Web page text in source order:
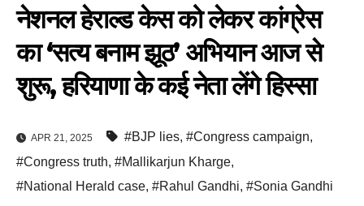
नेशनल हेराल्ड केस को लेकर कांग्रेस
का ‘सत्य बनाम झूठ’ अभियान आज से
शुरू, हरियाणा के कई नेता लेंगे हिस्सा
APR 21, 2025 #BJP lies, #Congress campaign,
#Congress truth, #Mallikarjun Kharge,
#National Herald case, #Rahul Gandhi, #Sonia Gandhi